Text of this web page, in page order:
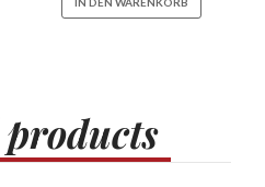
products